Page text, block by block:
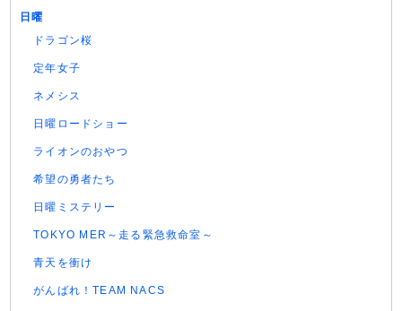
日曜
ドラゴン桜
定年女子
ネメシス
日曜ロードショー
ライオンのおやつ
希望の勇者たち
日曜ミステリー
TOKYO MER～走る緊急救命室～
青天を衝け
がんばれ！TEAM NACS